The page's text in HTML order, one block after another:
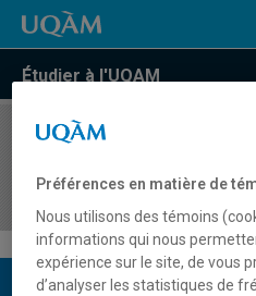
Étudier à l'UQAM
COURS//
français
Description du cours
Préférences en matière de
Nous utilisons des témoins
informations qui nous
expérience sur le site, de vous
d’analyser les statistiques de